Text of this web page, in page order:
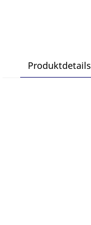
Produktdetails